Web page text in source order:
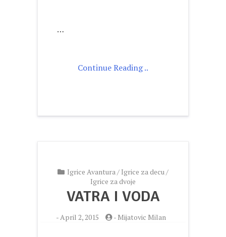
…
Continue Reading ..
Igrice Avantura/ Igrice za decu/
Igrice za dvoje
VATRA I VODA
-April 2, 2015 - Mijatovic Milan